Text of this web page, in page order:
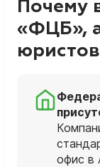
Почему
«ФЦБ»,
офис в